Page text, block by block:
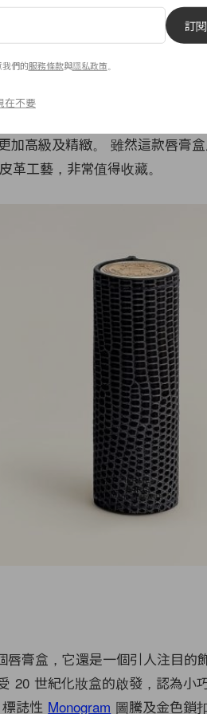
加高級及精緻。 雖然這款唇膏
工藝，非常值得收藏。
膏盒，它還是一個引人注目的
20 世紀化妝盒的啟發，認為小
誌性 Monogram 圖騰及金色鎖
訂閱
們的服務條款與隱私政策
在不要